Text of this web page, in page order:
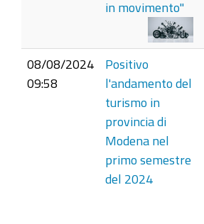
in movimento"
08/08/2024
09:58
Positivo
l'andamento del
turismo in
provincia di
Modena nel
primo semestre
del 2024